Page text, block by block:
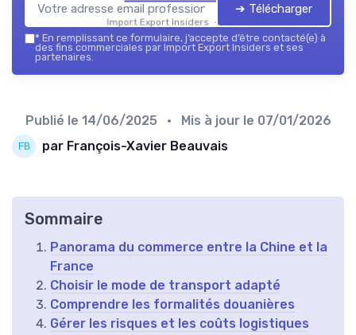
Import Export Insiders — 2026
➔ Télécharger
* En remplissant ce formulaire, j’accepte d’être contacté(e) à
des fins commerciales par Import Export Insiders et ses
partenaires.
Publié le 14/06/2025 • Mis à jour le 07/01/2026
par François-Xavier Beauvais
Sommaire
Panorama du commerce entre la Chine et la
France
Choisir le mode de transport adapté
Comprendre les formalités douanières
Gérer les risques et les coûts logistiques